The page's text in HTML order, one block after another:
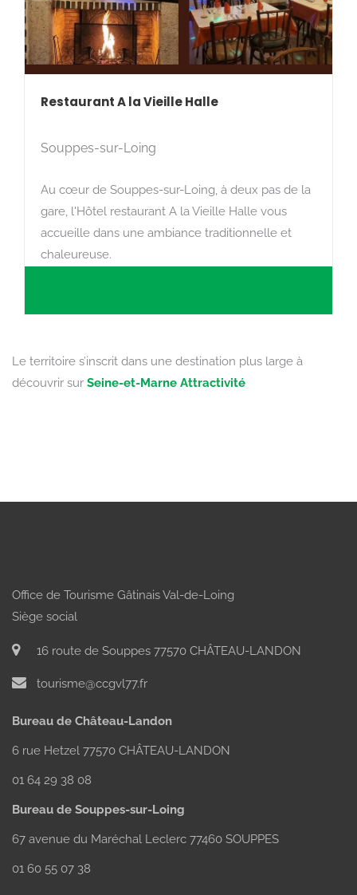
Restaurant A la Vieille Halle
Souppes-sur-Loing
Au cœur de Souppes-sur-Loing, à deux pas de la
gare, l'Hôtel restaurant A la Vieille Halle vous
accueille dans une ambiance traditionnelle et
chaleureuse.
Le territoire s’inscrit dans une destination plus large à
découvrir sur Seine-et-Marne Attractivité
Office de Tourisme Gâtinais Val-de-Loing
Siège social
16 route de Souppes 77570 CHÂTEAU-LANDON
tourisme@ccgvl77.fr
Bureau de Château-Landon
6 rue Hetzel 77570 CHÂTEAU-LANDON
01 64 29 38 08
Bureau de Souppes-sur-Loing
67 avenue du Maréchal Leclerc 77460 SOUPPES
01 60 55 07 38